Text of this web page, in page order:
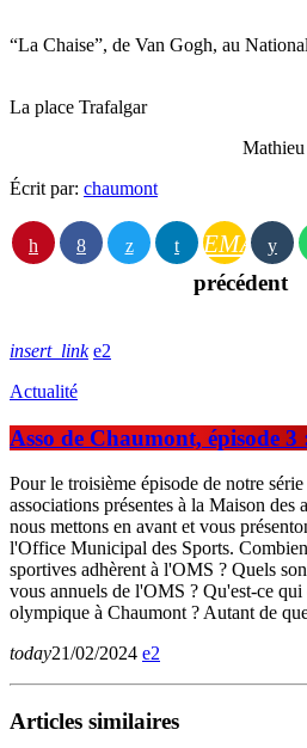
“La Chaise”, de Van Gogh, au
La place Trafalgar
Écrit par: chaumont
EMAIL
précédent
insert_link
2
Actualité
Asso de Chaumont, épisode 3
Pour le troisième épisode de notre
associations présentes à la Maison des
nous mettons en avant et vous
l'Office Municipal des Sports.
sportives adhèrent à l'OMS ? Quels
vous annuels de l'OMS ? Qu'est-ce qui
olympique à Chaumont ? Autant de
today21/02/2024 2
Articles similaires